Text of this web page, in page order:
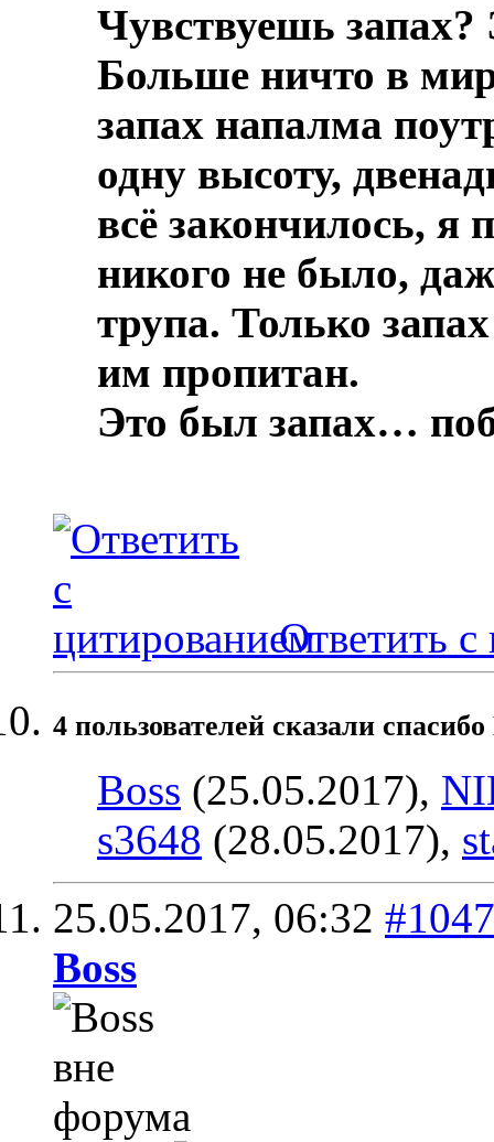
Чувствуешь
Больше ничто в
запах напалма
одну высоту,
всё закончилось, я
никого не было,
трупа. Только
им пропитан.
Это был запах…
Ответить с
4 пользователей сказали
Boss (25.05.2017),
s3648 (28.05.2017),
25.05.2017, 06:32
Boss